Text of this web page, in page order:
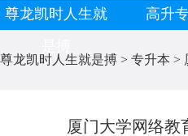
尊龙凯时人生就
高升
尊龙凯时人生就是搏 > 专升本 >
厦门大学网络教